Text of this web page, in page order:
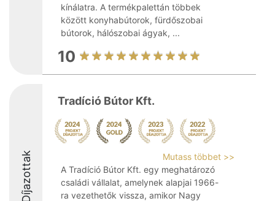
kínálatra. A termékpalettán többek
között konyhabútorok, fürdőszobai
bútorok, hálószobai ágyak, ...
10
Díjazottak
Tradíció Bútor Kft.
Mutass többet >>
A Tradíció Bútor Kft. egy meghatározó
családi vállalat, amelynek alapjai 1966-
ra vezethetők vissza, amikor Nagy